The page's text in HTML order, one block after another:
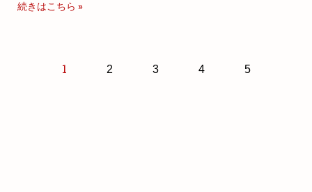
続きはこちら »
1 2 3 4 5